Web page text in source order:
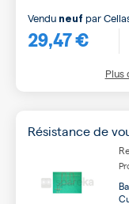
29,47 €
Vendu neuf par
Plus
Résistance de